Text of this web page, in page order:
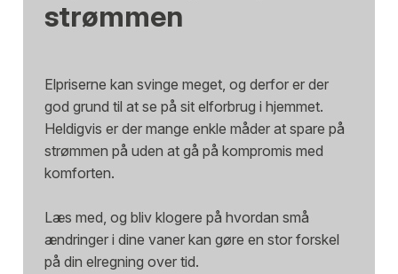
strømmen
Elpriserne kan svinge meget, og derfor er der
god grund til at se på sit elforbrug i hjemmet.
Heldigvis er der mange enkle måder at spare på
strømmen på uden at gå på kompromis med
komforten.
Læs med, og bliv klogere på hvordan små
ændringer i dine vaner kan gøre en stor forskel
på din elregning over tid.